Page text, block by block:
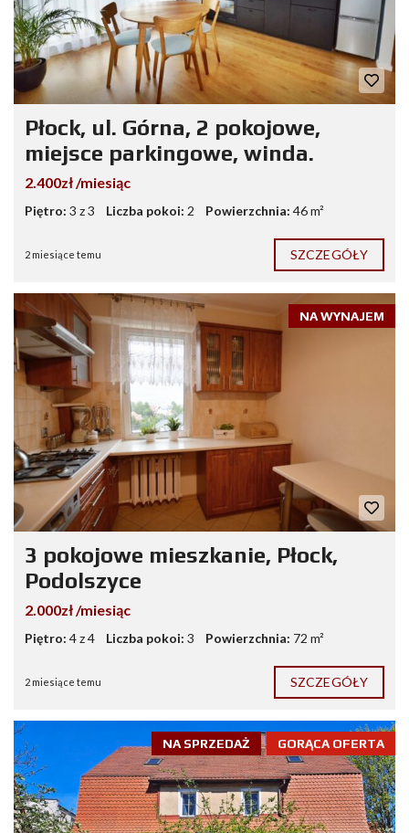
Płock, ul. Górna, 2 pokojowe,
miejsce parkingowe, winda.
2.400zł /miesiąc
Piętro: 3 z 3 Liczba pokoi: 2 Powierzchnia: 46 m²
2 miesiące temu SZCZEGÓŁY
NA WYNAJEM
3 pokojowe mieszkanie, Płock,
Podolszyce
2.000zł /miesiąc
Piętro: 4 z 4 Liczba pokoi: 3 Powierzchnia: 72 m²
2 miesiące temu SZCZEGÓŁY
GORĄCA OFERTA
NA SPRZEDAŻ